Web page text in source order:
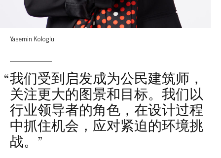
Yasemin Kologlu.
“我们受到启发成为公民建筑师，
关注更大的图景和目标。我们以
行业领导者的角色，在设计过程
中抓住机会，应对紧迫的环境挑
战。 ”